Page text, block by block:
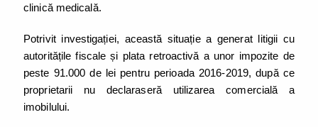
clinică medicală.
Potrivit investigației, această situație a generat litigii cu
autoritățile fiscale și plata retroactivă a unor impozite de
peste 91.000 de lei pentru perioada 2016-2019, după ce
proprietarii nu declaraseră utilizarea comercială a
imobilului.